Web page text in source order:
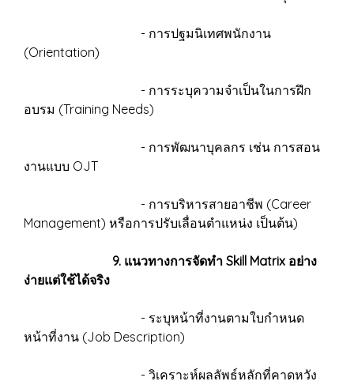
- การปฐมนิเทศพนักงาน
(Orientation)
- การระบุความจำเป็นในการฝึก
อบรม (Training Needs)
- การพัฒนาบุคลกร เช่น การสอน
งานแบบ OJT
- การบริหารสายอาชีพ (Career
Management) หรือการปรับเลื่อนตำแหน่ง เป็นต้น)
9. แนวทางการจัดทำ Skill Matrix อย่าง
ง่ายแต่ใช้ได้จริง
- ระบุหน้าที่งานตามใบกำหนด
หน้าที่งาน (Job Description)
- วิเคราะห์ผลลัพธ์หลักที่คาดหวัง